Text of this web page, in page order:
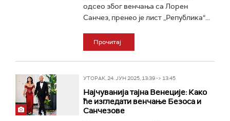
одсео због венчања са Лорен
Санчез, пренео је лист „Република“...
Прочитај
УТОРАК, 24. ЈУН 2025, 13:39 -> 13:45
Најчуванија тајна Венеције: Како
ће изгледати венчање Безоса и
Санчезове